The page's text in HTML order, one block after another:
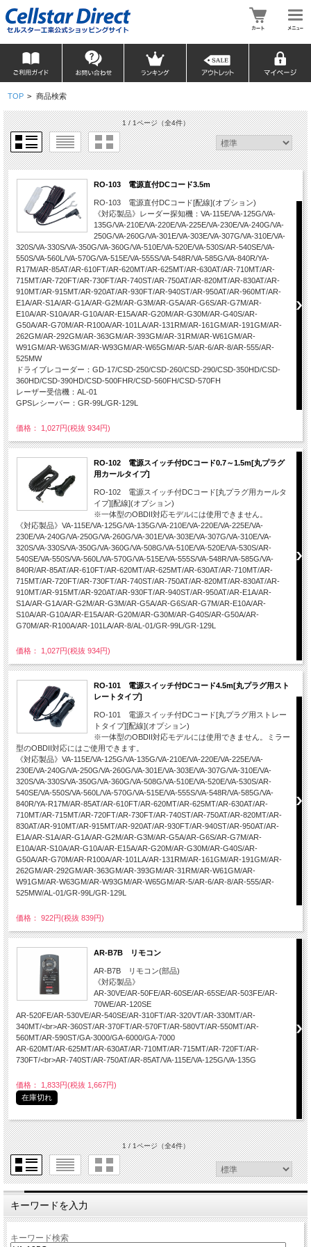
TOP > 商品検索
1 / 1ページ（全4件）
RO-103 電源直付DCコード3.5m
RO-103 電源直付DCコード[配線](オプション)
《対応製品》レーダー探知機：VA-115E/VA-125G/VA-
135G/VA-210E/VA-220E/VA-225E/VA-230E/VA-240G/VA-
250G/VA-260G/VA-301E/VA-303E/VA-307G/VA-310E/VA-
320S/VA-330S/VA-350G/VA-360G/VA-510E/VA-520E/VA-530S/AR-540SE/VA-
550S/VA-560L/VA-570G/VA-515E/VA-555S/VA-548R/VA-585G/VA-840R/YA-
R17M/AR-85AT/AR-610FT/AR-620MT/AR-625MT/AR-630AT/AR-710MT/AR-
715MT/AR-720FT/AR-730FT/AR-740ST/AR-750AT/AR-820MT/AR-830AT/AR-
910MT/AR-915MT/AR-920AT/AR-930FT/AR-940ST/AR-950AT/AR-960MT/AR-
E1A/AR-S1A/AR-G1A/AR-G2M/AR-G3M/AR-G5A/AR-G6S/AR-G7M/AR-
E10A/AR-S10A/AR-G10A/AR-E15A/AR-G20M/AR-G30M/AR-G40S/AR-
G50A/AR-G70M/AR-R100A/AR-101LA/AR-131RM/AR-161GM/AR-191GM/AR-
262GM/AR-292GM/AR-363GM/AR-393GM/AR-31RM/AR-W61GM/AR-
W91GM/AR-W63GM/AR-W93GM/AR-W65GM/AR-5/AR-6/AR-8/AR-555/AR-
525MW
ドライブレコーダー：GD-17/CSD-250/CSD-260/CSD-290/CSD-350HD/CSD-
360HD/CSD-390HD/CSD-500FHR/CSD-560FH/CSD-570FH
レーザー受信機：AL-01
GPSレシーバー：GR-99L/GR-129L
価格： 1,027円(税抜 934円)
RO-102 電源スイッチ付DCコード0.7～1.5m[丸プラグ
用カールタイプ]
RO-102 電源スイッチ付DCコード[丸プラグ用カールタ
イプ][配線](オプション)
※一体型のOBDII対応モデルには使用できません。
《対応製品》VA-115E/VA-125G/VA-135G/VA-210E/VA-220E/VA-225E/VA-
230E/VA-240G/VA-250G/VA-260G/VA-301E/VA-303E/VA-307G/VA-310E/VA-
320S/VA-330S/VA-350G/VA-360G/VA-508G/VA-510E/VA-520E/VA-530S/AR-
540SE/VA-550S/VA-560L/VA-570G/VA-515E/VA-555S/VA-548R/VA-585G/VA-
840R/AR-85AT/AR-610FT/AR-620MT/AR-625MT/AR-630AT/AR-710MT/AR-
715MT/AR-720FT/AR-730FT/AR-740ST/AR-750AT/AR-820MT/AR-830AT/AR-
910MT/AR-915MT/AR-920AT/AR-930FT/AR-940ST/AR-950AT/AR-E1A/AR-
S1A/AR-G1A/AR-G2M/AR-G3M/AR-G5A/AR-G6S/AR-G7M/AR-E10A/AR-
S10A/AR-G10A/AR-E15A/AR-G20M/AR-G30M/AR-G40S/AR-G50A/AR-
G70M/AR-R100A/AR-101LA/AR-8/AL-01/GR-99L/GR-129L
価格： 1,027円(税抜 934円)
RO-101 電源スイッチ付DCコード4.5m[丸プラグ用スト
レートタイプ]
RO-101 電源スイッチ付DCコード[丸プラグ用ストレー
トタイプ][配線](オプション)
※一体型のOBDII対応モデルには使用できません。ミラー
型のOBDII対応にはご使用できます。
《対応製品》VA-115E/VA-125G/VA-135G/VA-210E/VA-220E/VA-225E/VA-
230E/VA-240G/VA-250G/VA-260G/VA-301E/VA-303E/VA-307G/VA-310E/VA-
320S/VA-330S/VA-350G/VA-360G/VA-508G/VA-510E/VA-520E/VA-530S/AR-
540SE/VA-550S/VA-560L/VA-570G/VA-515E/VA-555S/VA-548R/VA-585G/VA-
840R/YA-R17M/AR-85AT/AR-610FT/AR-620MT/AR-625MT/AR-630AT/AR-
710MT/AR-715MT/AR-720FT/AR-730FT/AR-740ST/AR-750AT/AR-820MT/AR-
830AT/AR-910MT/AR-915MT/AR-920AT/AR-930FT/AR-940ST/AR-950AT/AR-
E1A/AR-S1A/AR-G1A/AR-G2M/AR-G3M/AR-G5A/AR-G6S/AR-G7M/AR-
E10A/AR-S10A/AR-G10A/AR-E15A/AR-G20M/AR-G30M/AR-G40S/AR-
G50A/AR-G70M/AR-R100A/AR-101LA/AR-131RM/AR-161GM/AR-191GM/AR-
262GM/AR-292GM/AR-363GM/AR-393GM/AR-31RM/AR-W61GM/AR-
W91GM/AR-W63GM/AR-W93GM/AR-W65GM/AR-5/AR-6/AR-8/AR-555/AR-
525MW/AL-01/GR-99L/GR-129L
価格： 922円(税抜 839円)
AR-B7B リモコン
AR-B7B リモコン(部品)
《対応製品》
AR-30VE/AR-50FE/AR-60SE/AR-65SE/AR-503FE/AR-
70WE/AR-120SE
AR-520FE/AR-530VE/AR-540SE/AR-310FT/AR-320VT/AR-330MT/AR-
340MT/<br>AR-360ST/AR-370FT/AR-570FT/AR-580VT/AR-550MT/AR-
560MT/AR-590ST/GA-3000/GA-6000/GA-7000
AR-620MT/AR-625MT/AR-630AT/AR-710MT/AR-715MT/AR-720FT/AR-
730FT/<br>AR-740ST/AR-750AT/AR-85AT/VA-115E/VA-125G/VA-135G
価格： 1,833円(税抜 1,667円)
在庫切れ
1 / 1ページ（全4件）
キーワードを入力
キーワード検索